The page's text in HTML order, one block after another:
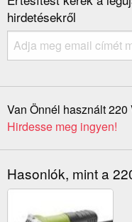
hirdetésekről
Van Önnél használt
Hirdesse meg ingyen!
Hasonlók, mint a